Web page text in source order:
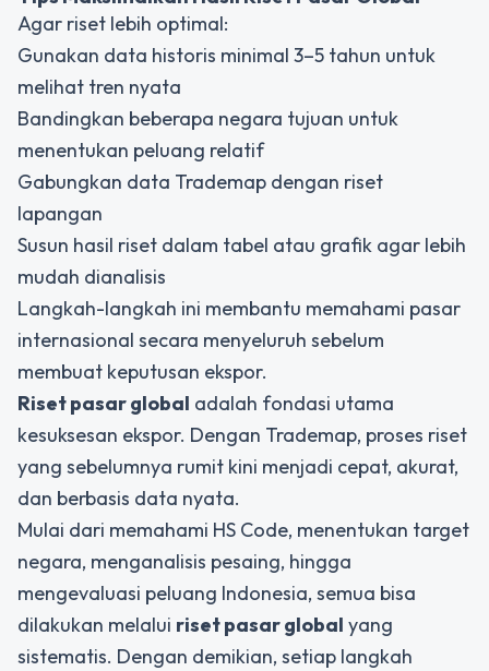
Agar riset lebih optimal:
Gunakan data historis minimal 3–5 tahun untuk
melihat tren nyata
Bandingkan beberapa negara tujuan untuk
menentukan peluang relatif
Gabungkan data Trademap dengan riset
lapangan
Susun hasil riset dalam tabel atau grafik agar lebih
mudah dianalisis
Langkah-langkah ini membantu memahami pasar
internasional secara menyeluruh sebelum
membuat keputusan ekspor.
Riset pasar global adalah fondasi utama
kesuksesan ekspor. Dengan Trademap, proses riset
yang sebelumnya rumit kini menjadi cepat, akurat,
dan berbasis data nyata.
Mulai dari memahami HS Code, menentukan target
negara, menganalisis pesaing, hingga
mengevaluasi peluang Indonesia, semua bisa
dilakukan melalui riset pasar global yang
sistematis. Dengan demikian, setiap langkah